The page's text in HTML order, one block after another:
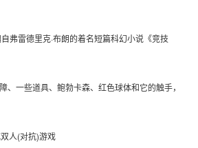
弗雷德里克·布朗的着名短篇科幻小说《竞技
、一些道具、鲍勃卡森、红色球体和它的触手，
人(对抗)游戏